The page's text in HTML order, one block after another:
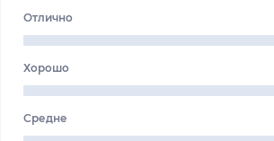
Отлично
Хорошо
Средне